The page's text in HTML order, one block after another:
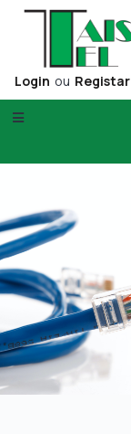
Login ou Registar